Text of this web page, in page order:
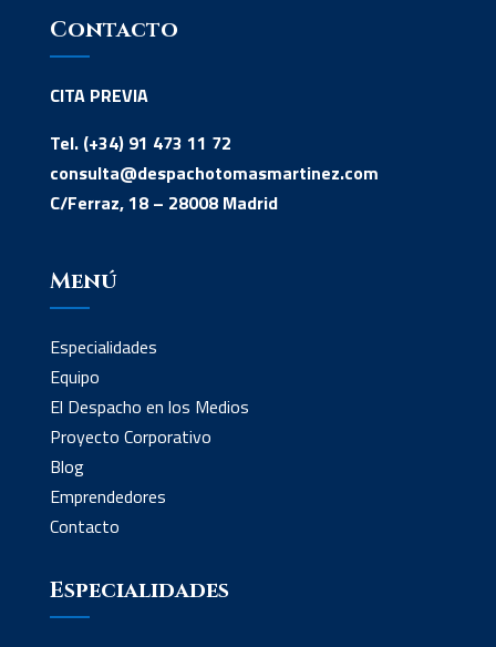
Contacto
CITA PREVIA
Tel. (+34) 91 473 11 72
consulta@despachotomasmartinez.com
C/Ferraz, 18 – 28008 Madrid
Menú
Especialidades
Equipo
El Despacho en los Medios
Proyecto Corporativo
Blog
Emprendedores
Contacto
Especialidades